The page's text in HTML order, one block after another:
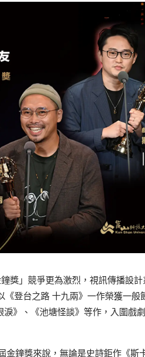
獎」競爭更為激烈，視訊傳播設
登台之路 十九兩》一作榮獲一般
》、《池塘怪談》等作，入圍戲
鐘獎來說，無論是史詩鉅作《斯